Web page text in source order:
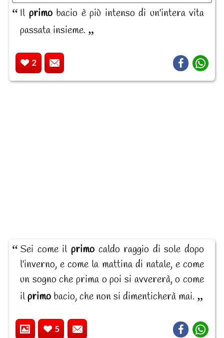
Il primobacio è più intenso di un'intera vita
passata insieme.
2
Sei come il primocaldo raggio di sole dopo
l'inverno, e come la mattina di natale, e come
un sogno che prima o poi si avvererà, o come
ilprimo bacio, che non si dimenticherà mai.
5